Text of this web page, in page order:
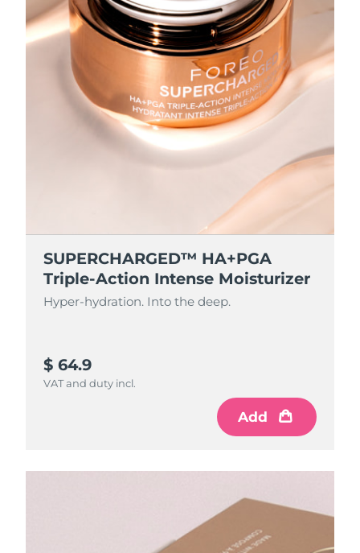
SUPERCHARGED™ HA+PGA
Triple-Action Intense Moisturizer
Hyper-hydration. Into the deep.
$ 64.9
VAT and duty incl.
Add